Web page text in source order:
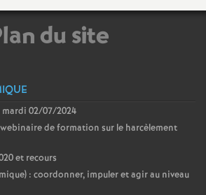
du site
02/07/2024
de formation sur le harcèlement
et recours
: coordonner, impuler et agir au niveau